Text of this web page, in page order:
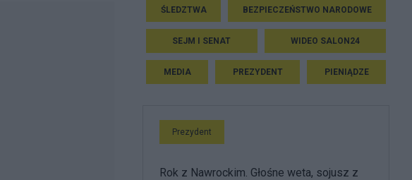
ŚLEDZTWA BEZPIECZEŃSTWO NARODOWE
SEJM I SENAT WIDEO SALON24
MEDIA PREZYDENT PIENIĄDZE
Prezydent
Rok z Nawrockim. Głośne weta, sojusz z